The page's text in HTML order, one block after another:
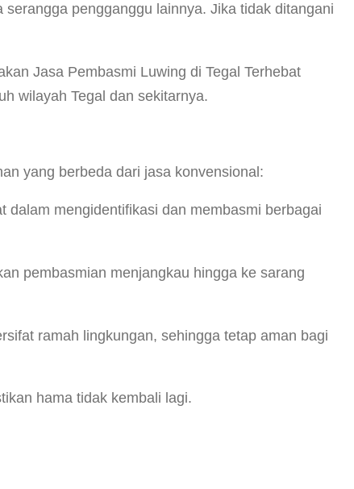
pengganggu lainnya. Jika tidak ditangani
Jasa Pembasmi Luwing di Tegal Terhebat
wilayah Tegal dan sekitarnya.
yang berbeda dari jasa konvensional:
dalam mengidentifikasi dan membasmi berbagai
pembasmian menjangkau hingga ke sarang
ramah lingkungan, sehingga tetap aman bagi
hama tidak kembali lagi.